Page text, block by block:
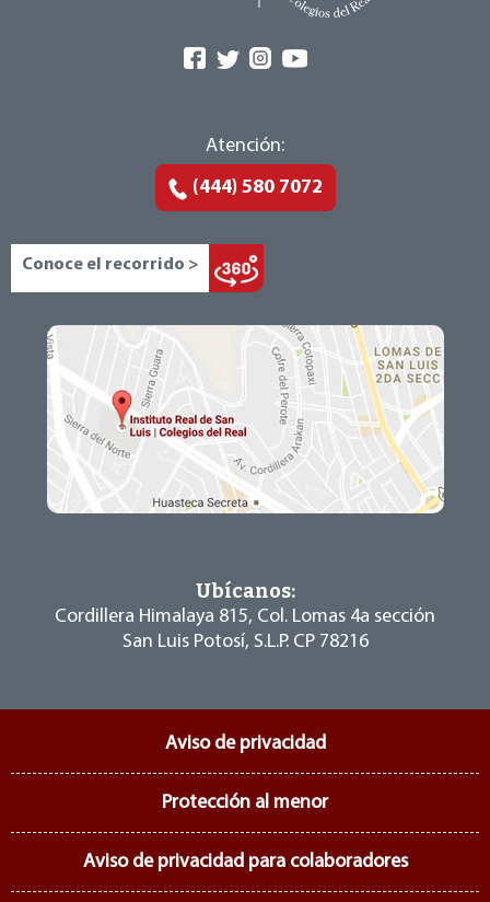
Atención:
(444) 580 7072
Conoce el recorrido >
Ubícanos:
Cordillera Himalaya 815, Col. Lomas 4a sección
San Luis Potosí, S.L.P. CP 78216
Aviso de privacidad
Protección al menor
Aviso de privacidad para colaboradores